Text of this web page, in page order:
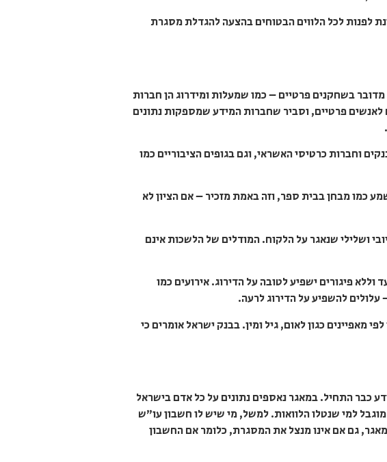
לפנות לכל הלווים הבטוחים בהצעה להגדלת מסגרת
בשחקנים פרטיים – כמו שמעלות ומידרוג הן חברות
לאנשים פרטיים, וסביר שחברות המידע שמספקות נתונים
וחברות כרטיסי האשראי, וגם בגופים הציבוריים כמו
כמו מבחן בבית ספר, וזה באמת מזכיר – אם הציון לא
ושלילי שנאגר על הלקוח. המודלים של הלשכות אינם
פיגורים ישפיע לטובה על הדירוג. אירועים כמו
להשפיע על הדירוג לרעה.
כגון לאום, גיל ומין. בבנק ישראל אומרים כי
כבר התחיל. במאגר נאספים נתונים על כל אדם בישראל
מוגבל למי שנטלו הלוואות. למשל, מי שיש לו חשבון עו”ש
גם אם אינו מנצל את המסגרת, כלומר אם החשבון